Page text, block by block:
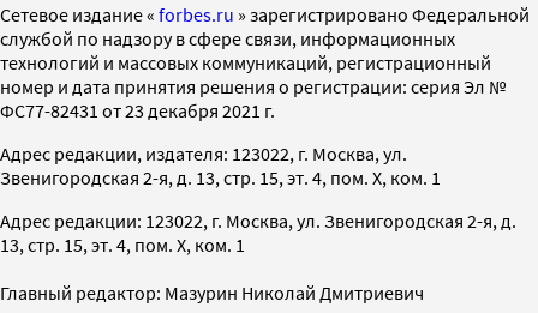
Cетевое издание « forbes.ru » зарегистрировано Федеральной
службой по надзору в сфере связи, информационных
технологий и массовых коммуникаций, регистрационный
номер и дата принятия решения о регистрации: серия Эл №
ФС77-82431 от 23 декабря 2021 г.
Адрес редакции, издателя: 123022, г. Москва, ул.
Звенигородская 2-я, д. 13, стр. 15, эт. 4, пом. X, ком. 1
Адрес редакции: 123022, г. Москва, ул. Звенигородская 2-я, д.
13, стр. 15, эт. 4, пом. X, ком. 1
Главный редактор: Мазурин Николай Дмитриевич